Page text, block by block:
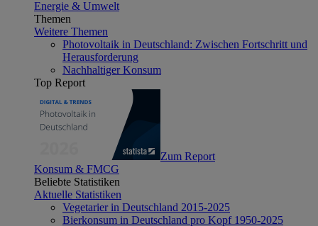
Energie & Umwelt
Themen
Weitere Themen
Photovoltaik in Deutschland: Zwischen Fortschritt und
Herausforderung
Nachhaltiger Konsum
Top Report
Zum Report
Konsum & FMCG
Beliebte Statistiken
Aktuelle Statistiken
Vegetarier in Deutschland 2015-2025
Bierkonsum in Deutschland pro Kopf 1950-2025